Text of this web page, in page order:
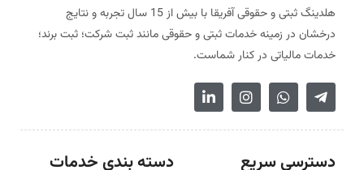
هلدینگ ثبتی و حقوقی آفریقا با بیش از 15 سال تجربه و نتایج
درخشان در زمینه خدمات ثبتی و حقوقی مانند ثبت شرکت؛ ثبت برند؛
خدمات مالیاتی در کنار شماست.
دسترسی سریع دسته بندی خدمات